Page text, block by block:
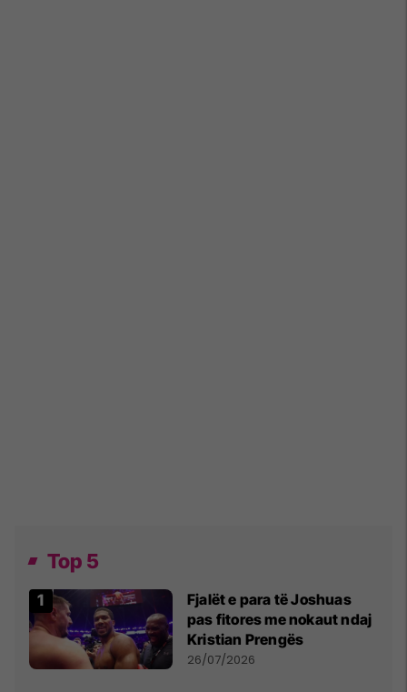
Top 5
Fjalët e para të Joshuas
pas fitores me nokaut ndaj
Kristian Prengës
26/07/2026